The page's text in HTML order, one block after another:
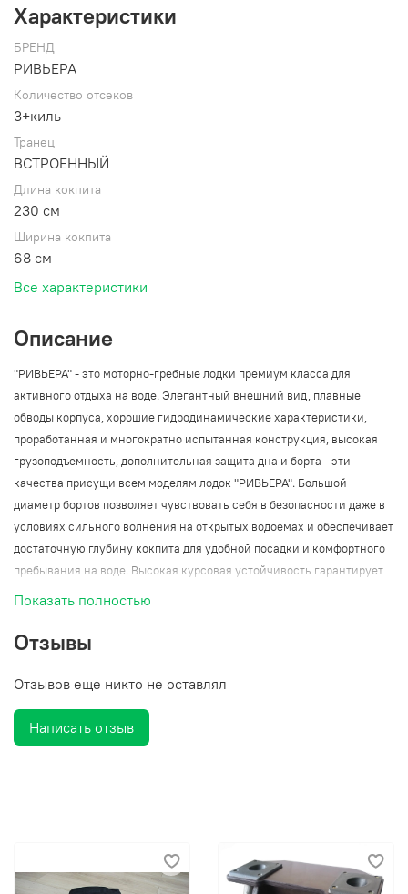
Характеристики
БРЕНД
РИВЬЕРА
Количество отсеков
3+киль
Транец
ВСТРОЕННЫЙ
Длина кокпита
230 см
Ширина кокпита
68 см
Все характеристики
Описание
"РИВЬЕРА" - это моторно-гребные лодки премиум класса для
активного отдыха на воде. Элегантный внешний вид, плавные
обводы корпуса, хорошие гидродинамические характеристики,
проработанная и многократно испытанная конструкция, высокая
грузоподъемность, дополнительная защита дна и борта - эти
качества присущи всем моделям лодок "РИВЬЕРА". Большой
диаметр бортов позволяет чувствовать себя в безопасности даже в
условиях сильного волнения на открытых водоемах и обеспечивает
достаточную глубину кокпита для удобной посадки и комфортного
пребывания на воде. Высокая курсовая устойчивость гарантирует
легкую управляемость в любом режиме движения. Высокая
стрелять, стоя в лодке.
туристов.
которых используются более тонкие материалы, без ухудшения
эксплуатационных характеристик.
БрендРивьера
Показать полностью
Отзывы
Отзывов еще никто не оставлял
Написать отзыв